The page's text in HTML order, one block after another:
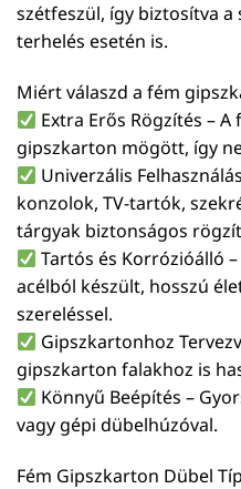
szétfeszül, így biztosítva
terhelés esetén is.
Miért válaszd a fém
Extra Erős Rögzítés –
gipszkarton mögött, így
Univerzális
konzolok, TV-tartók,
tárgyak biztonságos
Tartós és Korrózióálló
acélból készült, hosszú
szereléssel.
Gipszkartonhoz
gipszkarton falakhoz is
Könnyű Beépítés –
vagy gépi dübelhúzóval.
Fém Gipszkarton Dübel